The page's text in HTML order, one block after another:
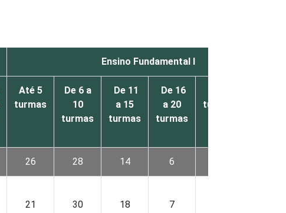
Ensino Fundamental I
Até 5
turmas
De 6 a
10
turmas
De 11
a 15
turmas
De 16
a 20
turmas
turmas
26 28 14 6
21 30 18 7